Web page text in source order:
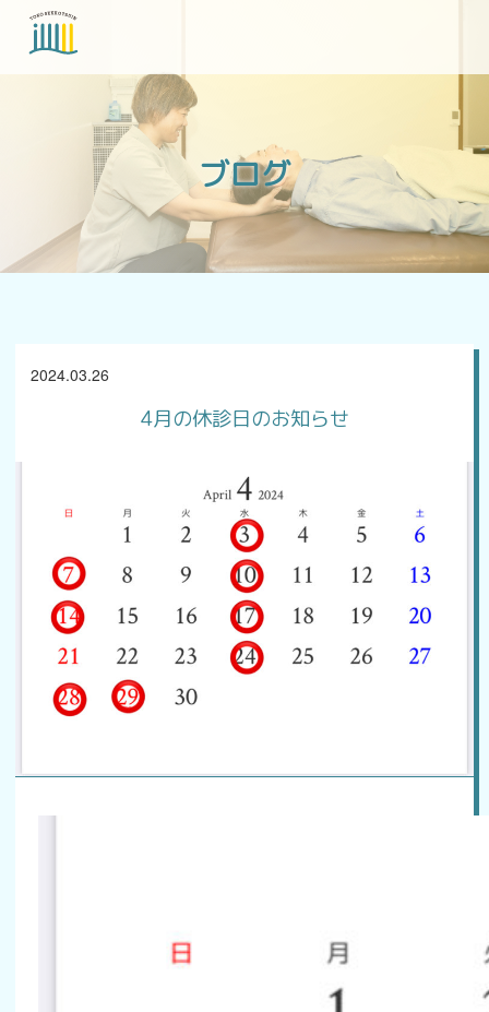
当院について
各種症状
アクセス
ご予約はこちら
ブログ
2024.03.26
4月の休診日のお知らせ